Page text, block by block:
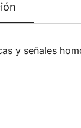
y señales